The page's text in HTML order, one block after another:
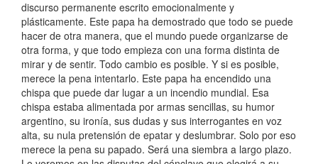
discurso permanente escrito emocionalmente y
plásticamente. Este papa ha demostrado que todo se puede
hacer de otra manera, que el mundo puede organizarse de
otra forma, y que todo empieza con una forma distinta de
mirar y de sentir. Todo cambio es posible. Y si es posible,
merece la pena intentarlo. Este papa ha encendido una
chispa que puede dar lugar a un incendio mundial. Esa
chispa estaba alimentada por armas sencillas, su humor
argentino, su ironía, sus dudas y sus interrogantes en voz
alta, su nula pretensión de epatar y deslumbrar. Solo por eso
merece la pena su papado. Será una siembra a largo plazo.